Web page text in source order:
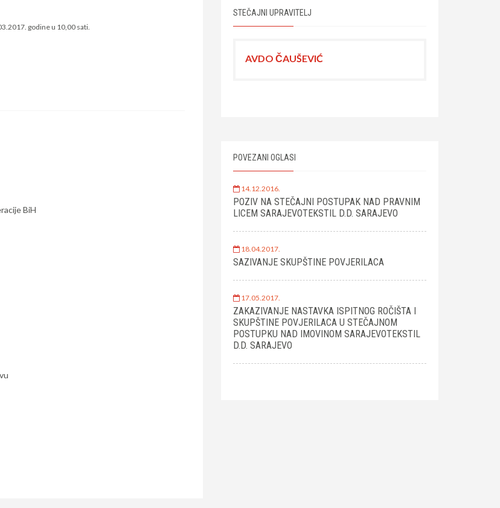
godine u 10,00 sati.
BiH
STEČAJNI UPRAVITELJ
AVDO ČAUŠEVIĆ
POVEZANI OGLASI
14.12.2016.
POZIV NA STEČAJNI POSTUPAK NAD PRAVNIM
LICEM SARAJEVOTEKSTIL D.D. SARAJEVO
18.04.2017.
SAZIVANJE SKUPŠTINE POVJERILACA
17.05.2017.
ZAKAZIVANJE NASTAVKA ISPITNOG ROČIŠTA I
SKUPŠTINE POVJERILACA U STEČAJNOM
POSTUPKU NAD IMOVINOM SARAJEVOTEKSTIL
D.D. SARAJEVO